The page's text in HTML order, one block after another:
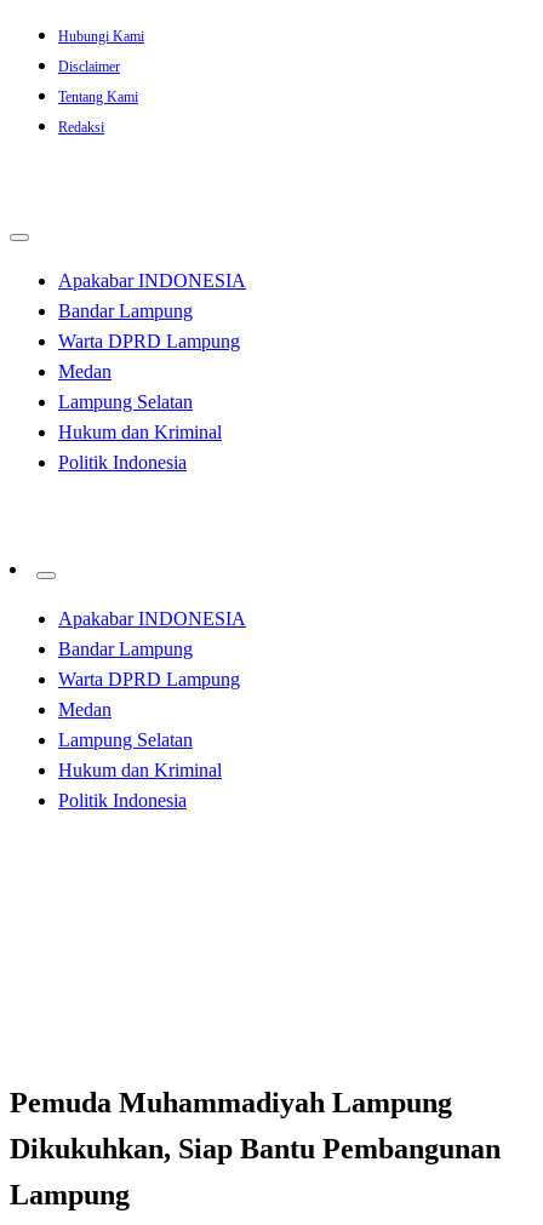
Skip
content
Hubungi Kami
Disclaimer
Tentang Kami
Redaksi
Apakabar INDONESIA
Bandar Lampung
Warta DPRD Lampung
Medan
Lampung Selatan
Hukum dan Kriminal
Politik Indonesia
Apakabar INDONESIA
Bandar Lampung
Warta DPRD Lampung
Medan
Lampung Selatan
Hukum dan Kriminal
Politik Indonesia
Pemuda Muhammadiyah Lampung
Dikukuhkan, Siap Bantu Pembangunan
Lampung